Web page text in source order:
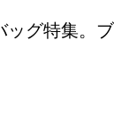
グ特集。